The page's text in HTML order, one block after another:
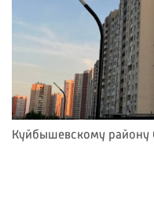
Куйбышевскому району